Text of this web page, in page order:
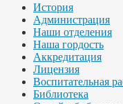
История
Администрация
Наши отделения
Наша гордость
Аккредитация
Лицензия
Воспитательная
Библиотека